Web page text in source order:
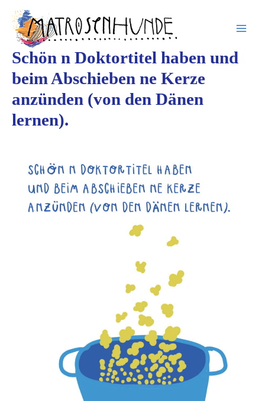
springen
Inhalt
springen
Schön n Doktortitel haben und
beim Abschieben ne Kerze
anzünden (von den Dänen
lernen).